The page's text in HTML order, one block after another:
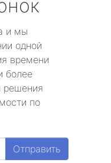
и мы
одной
времени
более
решения
по
Отправить